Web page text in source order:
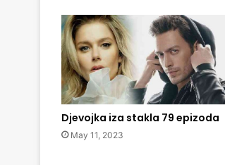
Djevojka iza stakla 79 epizoda
May 11, 2023